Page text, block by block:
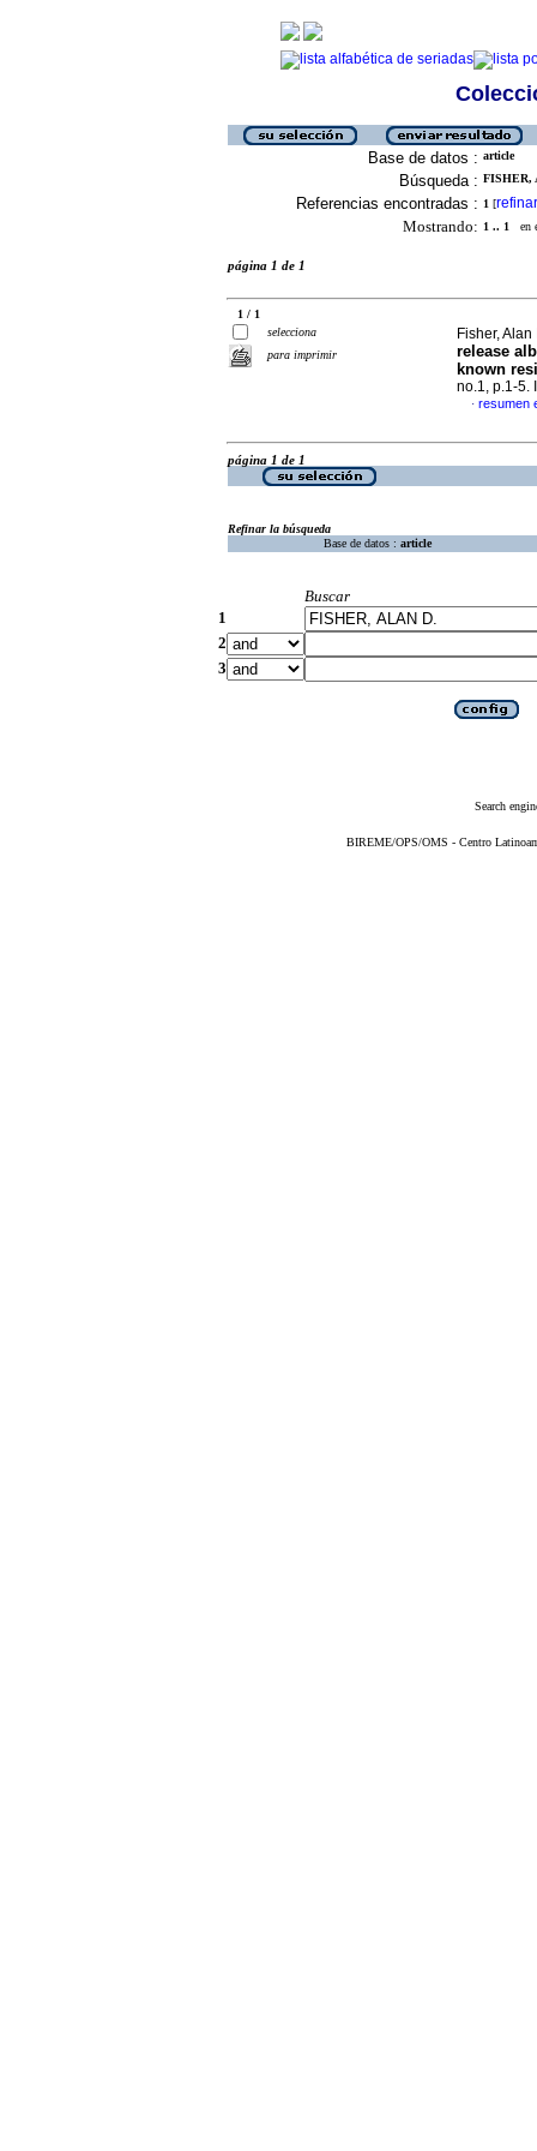
Base de datos : article
Búsqueda : FISHER,
Referencias encontradas : 1 [refinar
Mostrando: 1 .. 1 en
página 1 de 1
1 / 1
selecciona
para imprimir
Fisher,
release
known
no.1, p.1-5.
· resumen
página 1 de 1
Refinar la búsqueda
Base de datos : article
Buscar
1
2
3
Search
BIREME/OPS/OMS - Centro